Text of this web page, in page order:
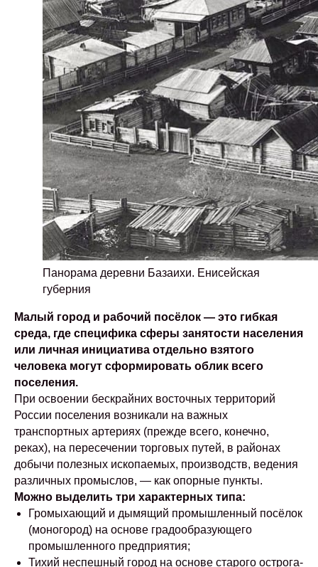
Панорама деревни Базаихи. Енисейская
губерния
Малый город и рабочий посёлок — это гибкая
среда, где специфика сферы занятости населения
или личная инициатива отдельно взятого
человека могут сформировать облик всего
поселения.
При освоении бескрайних восточных территорий
России поселения возникали на важных
транспортных артериях (прежде всего, конечно,
реках), на пересечении торговых путей, в районах
добычи полезных ископаемых, производств, ведения
различных промыслов, — как опорные пункты.
Можно выделить три характерных типа:
Громыхающий и дымящий промышленный посёлок
(моногород) на основе градообразующего
промышленного предприятия;
Тихий неспешный город на основе старого острога-